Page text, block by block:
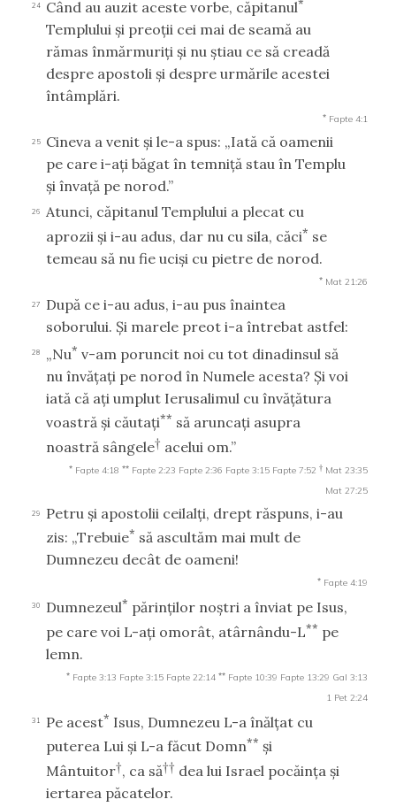
24 Când au auzit aceste vorbe, căpitanul*
Templului şi preoţii cei mai de seamă au
rămas înmărmuriţi şi nu ştiau ce să creadă
despre apostoli şi despre urmările acestei
întâmplări.
* Fapte 4:1
25
Cineva a venit şi le-a spus: „Iată că oamenii
pe care i-aţi băgat în temniţă stau în Templu
şi învaţă pe norod.”
26
Atunci, căpitanul Templului a plecat cu
aprozii şi i-au adus, dar nu cu sila, căci* se
temeau să nu fie ucişi cu pietre de norod.
* Mat 21:26
27
După ce i-au adus, i-au pus înaintea
soborului. Şi marele preot i-a întrebat astfel:
28 „Nu* v-am poruncit noi cu tot dinadinsul să
nu învăţaţi pe norod în Numele acesta? Şi voi
iată că aţi umplut Ierusalimul cu învăţătura
voastră şi căutaţi** să aruncaţi asupra
noastră sângele† acelui om.”
* Fapte 4:18 ** Fapte 2:23 Fapte 2:36 Fapte 3:15 Fapte 7:52 † Mat 23:35
Mat 27:25
29
Petru şi apostolii ceilalţi, drept răspuns, i-au
zis: „Trebuie* să ascultăm mai mult de
Dumnezeu decât de oameni!
* Fapte 4:19
30 Dumnezeul* părinţilor noştri a înviat pe Isus,
pe care voi L-aţi omorât, atârnându-L** pe
lemn.
* Fapte 3:13 Fapte 3:15 Fapte 22:14 ** Fapte 10:39 Fapte 13:29 Gal 3:13
1 Pet 2:24
31 Pe acest* Isus, Dumnezeu L-a înălţat cu
puterea Lui şi L-a făcut Domn** şi
Mântuitor†, ca să†† dea lui Israel pocăinţa şi
iertarea păcatelor.